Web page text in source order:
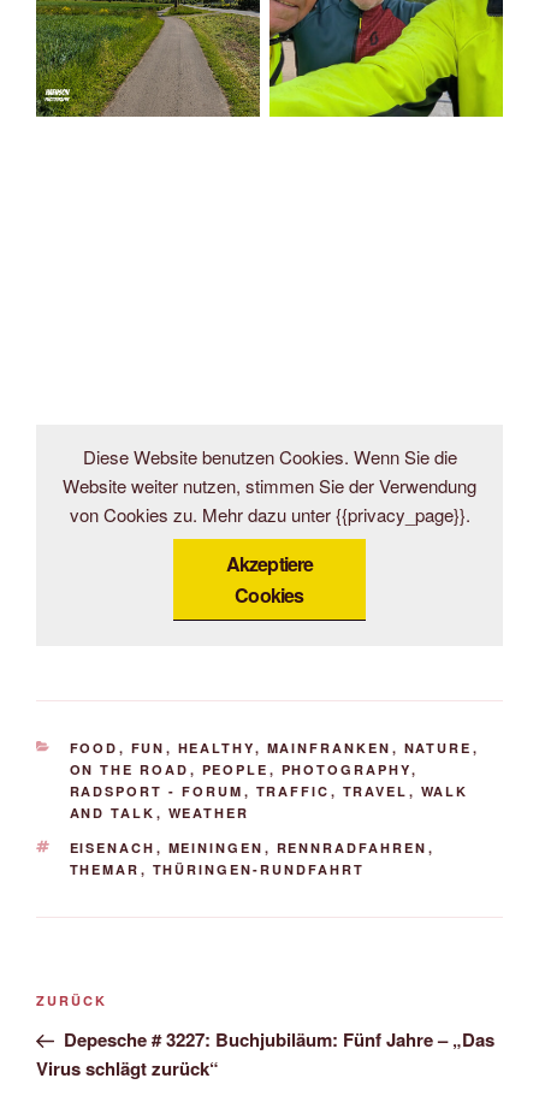
Diese Website benutzen Cookies. Wenn Sie die
Website weiter nutzen, stimmen Sie der Verwendung
von Cookies zu. Mehr dazu unter {{privacy_page}}.
Akzeptiere
Cookies
KATEGORIEN
FOOD , FUN , HEALTHY, MAINFRANKEN , NATURE ,
ON THE ROAD , PEOPLE , PHOTOGRAPHY,
RADSPORT - FORUM , TRAFFIC , TRAVEL , WALK
AND TALK , WEATHER
SCHLAGWÖRTER
EISENACH , MEININGEN , RENNRADFAHREN ,
THEMAR , THÜRINGEN-RUNDFAHRT
Beitrags-
Vorheriger
Beitrag
ZURÜCK
Depesche # 3227: Buchjubiläum: Fünf Jahre – „Das
Virus schlägt zurück“